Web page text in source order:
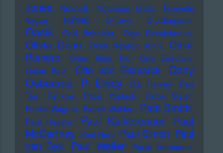
Jones
Notdurft Notorious B.I.G.
Nouvelle
Vague
NSYNC O-Town O.J.Simpson
Oasis Odd Beholder Olga Reznichenko
Olivia Dean Olivia Newton John
Omar
Romero
Omer Klein Trio
One Direction
Oskar Sala
Otto von Bismarck Ozzy
Osbourne
P. Diddy P.J. Harvey
Pan
Tau
Pankow Papo Yoplack
Parov Stelar
Patrick Wagner Patrick Walden Patti Smith
Paul Heaton Paul Kalkbrenner
Paul
McCartney Paul Nero Paul Simon Paul
van Dyk Paul Weller Paula Hartmann